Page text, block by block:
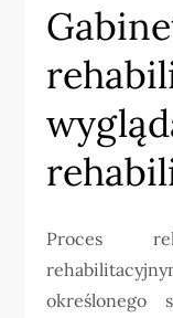
Proces